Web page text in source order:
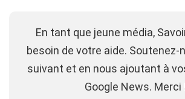
En tant que jeune média,
besoin de votre aide. Soutenez-
suivant et en nous ajoutant à
Google News. Merci